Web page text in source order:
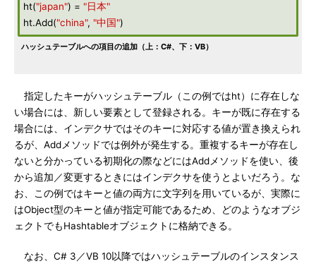
ht("japan") = "日本"
ht.Add("china", "中国")
ハッシュテーブルへの項目の追加（上：C#、下：VB）
指定したキーがハッシュテーブル（この例ではht）に存在しな
い場合には、新しい要素として登録される。キーが既に存在する
場合には、インデクサではそのキーに対応する値が置き換えられ
るが、Addメソッドでは例外が発生する。重複するキーが存在し
ないと分かっている初期化の際などにはAddメソッドを使い、後
から追加／変更するときにはインデクサを使うとよいだろう。な
お、この例ではキーと値の両方に文字列を用いているが、実際に
はObject型のキーと値が指定可能であるため、どのようなオブジ
ェクトでもHashtableオブジェクトに格納できる。
なお、C# 3／VB 10以降ではハッシュテーブルのインスタンス